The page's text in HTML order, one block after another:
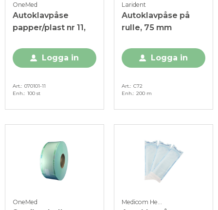
OneMed
Autoklavpåse
papper/plast nr 11,
Logga in
Art. 070101-11
Enh. 100 st
Larident
Autoklavpåse på
rulle, 75 mm
Logga in
Art. C72
Enh. 200 m
OneMed Medicom Healthcare